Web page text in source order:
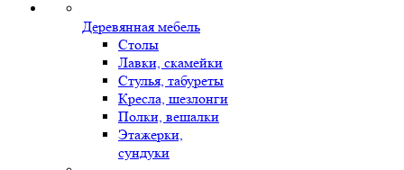
Деревянная мебель
Столы
Лавки, скамейки
Стулья, табуреты
Кресла, шезлонги
Полки, вешалки
Этажерки,
сундуки